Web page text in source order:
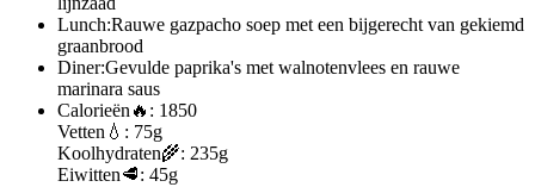
Lunch:Rauwe gazpacho soep met een bijgerecht van gekiemd
graanbrood
Diner:Gevulde paprika's met walnotenvlees en rauwe
marinara saus
Calorieën 🔥: 1850
Vetten 💧: 75g
Koolhydraten🌾: 235g
Eiwitten🥩: 45g